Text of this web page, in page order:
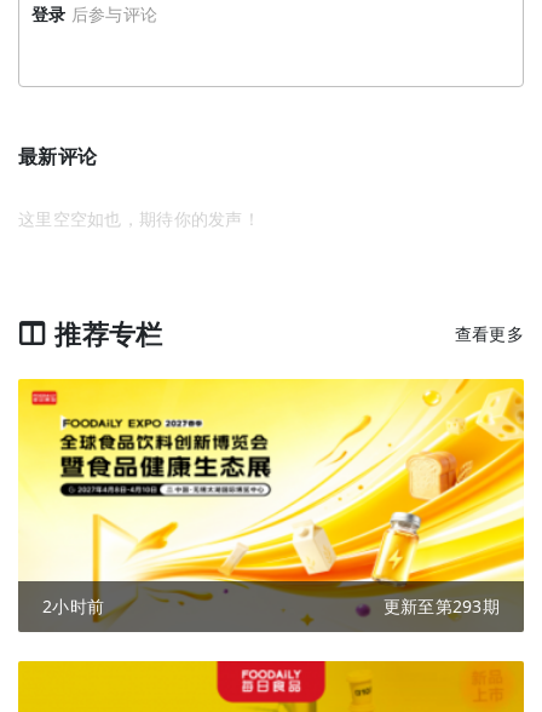
登录 后参与评论
最新评论
这里空空如也，期待你的发声！
推荐专栏 查看更多
2小时前 更新至第293期